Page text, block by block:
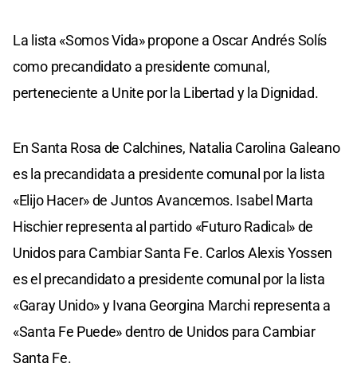
La lista «Somos Vida» propone a Oscar Andrés Solís
como precandidato a presidente comunal,
perteneciente a Unite por la Libertad y la Dignidad.
En Santa Rosa de Calchines, Natalia Carolina Galeano
es la precandidata a presidente comunal por la lista
«Elijo Hacer» de Juntos Avancemos. Isabel Marta
Hischier representa al partido «Futuro Radical» de
Unidos para Cambiar Santa Fe. Carlos Alexis Yossen
es el precandidato a presidente comunal por la lista
«Garay Unido» y Ivana Georgina Marchi representa a
«Santa Fe Puede» dentro de Unidos para Cambiar
Santa Fe.